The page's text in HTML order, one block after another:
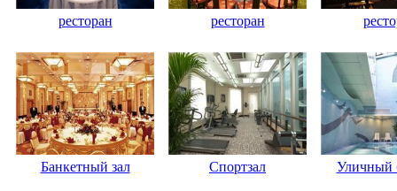
ресторан ресторан
Банкетный зал Спортзал Уличный